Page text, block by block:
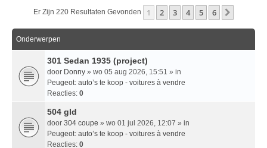
Er Zijn 220 Resultaten Gevonden 1 2 3 4 5 6
Onderwerpen
301 Sedan 1935 (project)
door Donny » wo 05 aug 2026, 15:51 » in
Peugeot: auto’s te koop - voitures à vendre
Reacties: 0
504 gld
door 304 coupe » wo 01 jul 2026, 12:07 » in
Peugeot: auto’s te koop - voitures à vendre
Reacties: 0